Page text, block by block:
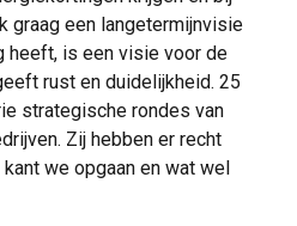
graag een langetermijnvisie
heeft, is een visie voor de
rust en duidelijkheid. 25
strategische rondes van
Zij hebben er recht
we opgaan en wat wel